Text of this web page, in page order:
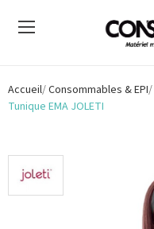
Accueil Consommables & EPI
Tunique EMA JOLETI